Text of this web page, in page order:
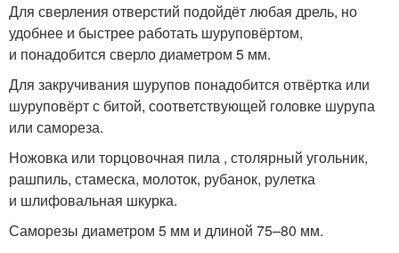
Для сверления отверстий подойдёт любая дрель, но
удобнее и быстрее работать шуруповёртом,
и понадобится сверло диаметром 5 мм.
Для закручивания шурупов понадобится отвёртка или
шуруповёрт с битой, соответствующей головке шурупа
или самореза.
Ножовка или торцовочная пила , столярный угольник,
рашпиль, стамеска, молоток, рубанок, рулетка
и шлифовальная шкурка.
Саморезы диаметром 5 мм и длиной 75–80 мм.